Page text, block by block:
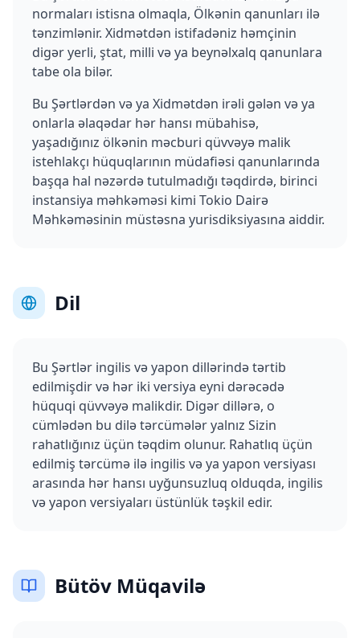
normaları istisna olmaqla, Ölkənin qanunları ilə
tənzimlənir. Xidmətdən istifadəniz həmçinin
digər yerli, ştat, milli və ya beynəlxalq qanunlara
tabe ola bilər.
Bu Şərtlərdən və ya Xidmətdən irəli gələn və ya
onlarla əlaqədar hər hansı mübahisə,
yaşadığınız ölkənin məcburi qüvvəyə malik
istehlakçı hüquqlarının müdafiəsi qanunlarında
başqa hal nəzərdə tutulmadığı təqdirdə, birinci
instansiya məhkəməsi kimi Tokio Dairə
Məhkəməsinin müstəsna yurisdiksiyasına aiddir.
Dil
Bu Şərtlər ingilis və yapon dillərində tərtib
edilmişdir və hər iki versiya eyni dərəcədə
hüquqi qüvvəyə malikdir. Digər dillərə, o
cümlədən bu dilə tərcümələr yalnız Sizin
rahatlığınız üçün təqdim olunur. Rahatlıq üçün
edilmiş tərcümə ilə ingilis və ya yapon versiyası
arasında hər hansı uyğunsuzluq olduqda, ingilis
və yapon versiyaları üstünlük təşkil edir.
Bütöv Müqavilə